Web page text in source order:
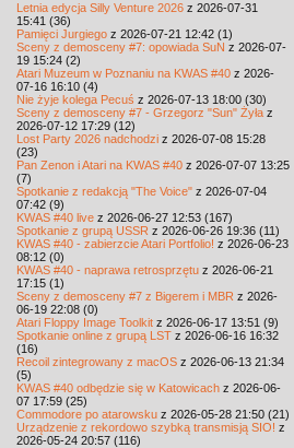
Letnia edycja Silly Venture 2026 z 2026-07-31
15:41 (36)
Pamięci Jurgiego z 2026-07-21 12:42 (1)
Sceny z demosceny #7: opowiada SuN z 2026-07-
19 15:24 (2)
Atari Muzeum w Poznaniu na KWAS #40 z 2026-
07-16 16:10 (4)
Nie żyje kolega Pecuś z 2026-07-13 18:00 (30)
Sceny z demosceny #7 - Grzegorz "Sun" Żyła z
2026-07-12 17:29 (12)
Lost Party 2026 nadchodzi z 2026-07-08 15:28
(23)
Pan Zenon i Atari na KWAS #40 z 2026-07-07 13:25
(7)
Spotkanie z redakcją "The Voice" z 2026-07-04
07:42 (9)
KWAS #40 live z 2026-06-27 12:53 (167)
Spotkanie z grupą USSR z 2026-06-26 19:36 (11)
KWAS #40 - zabierzcie Atari Portfolio! z 2026-06-23
08:12 (0)
KWAS #40 - naprawa retrosprzętu z 2026-06-21
17:15 (1)
Sceny z demosceny #7 z Bigerem i MBR z 2026-
06-19 22:08 (0)
Atari Floppy Image Toolkit z 2026-06-17 13:51 (9)
Spotkanie online z grupą LST z 2026-06-16 16:32
(16)
Recoil zintegrowany z macOS z 2026-06-13 21:34
(5)
KWAS #40 odbędzie się w Katowicach z 2026-06-
07 17:59 (25)
Commodore po atarowsku z 2026-05-28 21:50 (21)
Urządzenie z rekordowo szybką transmisją SIO! z
2026-05-24 20:57 (116)